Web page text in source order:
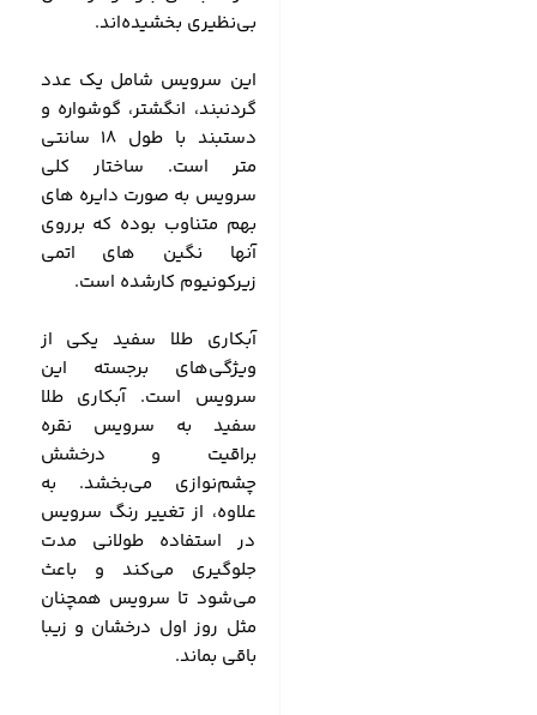
بی‌نظیری بخشیده‌اند.
این سرویس شامل یک عدد
گردنبند، انگشتر، گوشواره و
دستبند با طول 18 سانتی
متر است. ساختار کلی
سرویس به صورت دایره های
بهم متناوب بوده که برروی
آنها نگین های اتمی
زیرکونیوم کارشده است.
آبکاری طلا سفید یکی از
ویژگی‌های برجسته این
سرویس است. آبکاری طلا
سفید به سرویس نقره
براقیت و درخشش
چشم‌نوازی می‌بخشد. به
علاوه، از تغییر رنگ سرویس
در استفاده طولانی مدت
جلوگیری می‌کند و باعث
می‌شود تا سرویس همچنان
مثل روز اول درخشان و زیبا
باقی بماند.